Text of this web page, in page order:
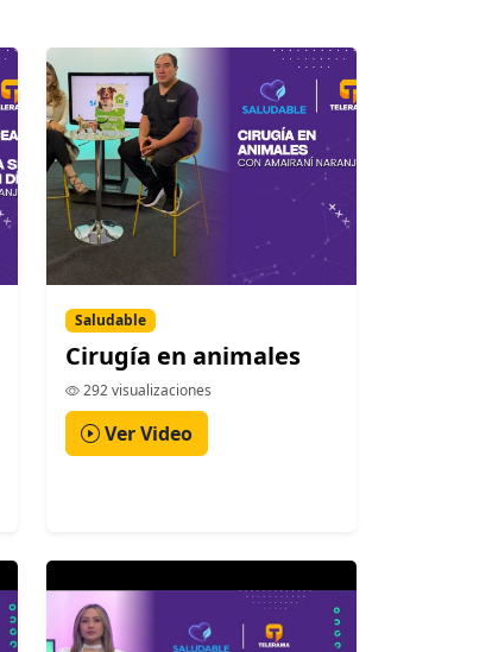
Saludable
Cirugía en animales
292 visualizaciones
Ver Video